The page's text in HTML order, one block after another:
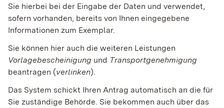
Sie hierbei bei der Eingabe der Daten und verwendet,
sofern vorhanden, bereits von Ihnen eingegebene
Informationen zum Exemplar.
Sie können hier auch die weiteren Leistungen
Vorlagebescheinigung und Transportgenehmigung
beantragen (verlinken).
Das System schickt Ihren Antrag automatisch an die für
Sie zuständige Behörde. Sie bekommen auch über das